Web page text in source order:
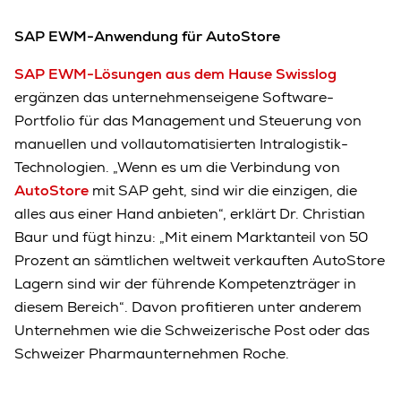
SAP EWM-Anwendung für AutoStore
SAP EWM-Lösungen aus dem Hause Swisslog
ergänzen das unternehmenseigene Software-
Portfolio für das Management und Steuerung von
manuellen und vollautomatisierten Intralogistik-
Technologien. „Wenn es um die Verbindung von
AutoStore mit SAP geht, sind wir die einzigen, die
alles aus einer Hand anbieten“, erklärt Dr. Christian
Baur und fügt hinzu: „Mit einem Marktanteil von 50
Prozent an sämtlichen weltweit verkauften AutoStore
Lagern sind wir der führende Kompetenzträger in
diesem Bereich“. Davon profitieren unter anderem
Unternehmen wie die Schweizerische Post oder das
Schweizer Pharmaunternehmen Roche.